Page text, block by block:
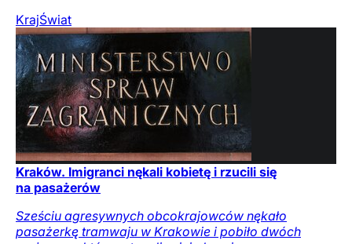
KrajŚwiat
Kraków. Imigranci nękali kobietę i rzucili się
na pasażerów
Sześciu agresywnych obcokrajowców nękało
pasażerkę tramwaju w Krakowie i pobiło dwóch